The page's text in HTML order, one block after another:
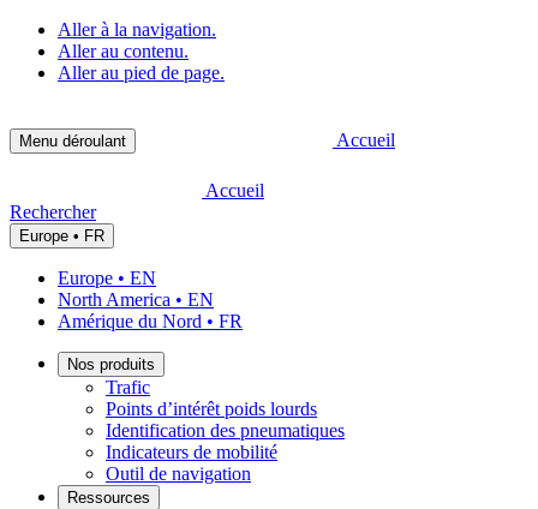
Aller à la navigation.
Aller au contenu.
Aller au pied de page.
Menu déroulant Accueil
Accueil
Rechercher
Europe • FR
Europe • EN
North America • EN
Amérique du Nord • FR
Nos produits
Trafic
Points d’intérêt poids lourds
Identification des pneumatiques
Indicateurs de mobilité
Outil de navigation
Ressources